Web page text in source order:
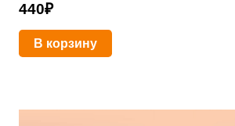
440₽
В корзину